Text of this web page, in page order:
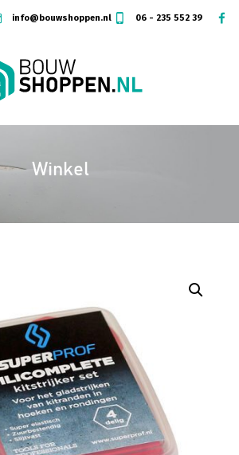
info@bouwshoppen.nl 06 - 235 552 39
Winkel